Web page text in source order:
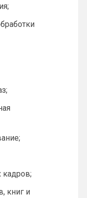
кадров;
книг и